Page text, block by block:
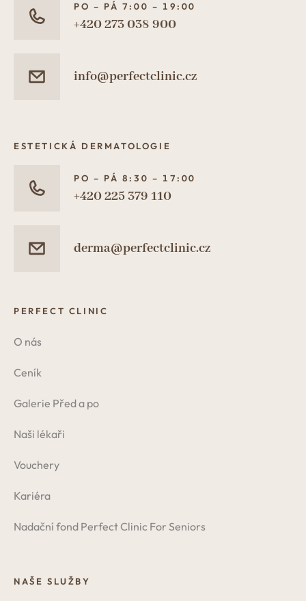
PO – PÁ 7:00 – 19:00
+420 273 038 900
info@perfectclinic.cz
ESTETICKÁ DERMATOLOGIE
PO – PÁ 8:30 – 17:00
+420 225 379 110
derma@perfectclinic.cz
PERFECT CLINIC
O nás
Ceník
Galerie Před a po
Naši lékaři
Vouchery
Kariéra
Nadační fond Perfect Clinic For Seniors
NAŠE SLUŽBY